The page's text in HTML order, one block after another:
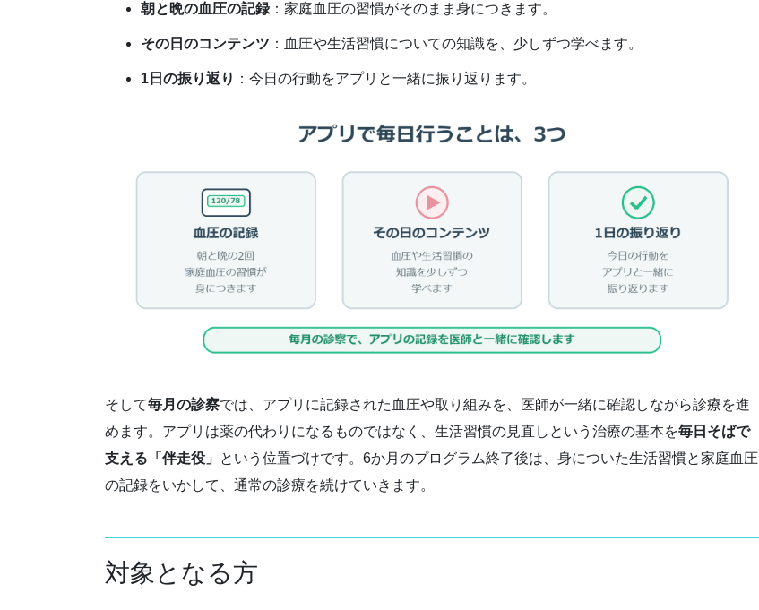
朝と晩の血圧の記録：家庭血圧の習慣がそのまま身につきます。
その日のコンテンツ ：血圧や生活習慣についての知識を、少しずつ学べます。
1日の振り返り ：今日の行動をアプリと一緒に振り返ります。
そして毎月の診察では、アプリに記録された血圧や取り組みを、医師が一緒に確認しながら診療を進
めます。アプリは薬の代わりになるものではなく、生活習慣の見直しという治療の基本を毎日そばで
支える「伴走役」 という位置づけです。6か月のプログラム終了後は、身についた生活習慣と家庭血圧
の記録をいかして、通常の診療を続けていきます。
対象となる方